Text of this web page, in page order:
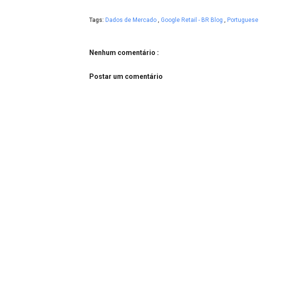
Tags: Dados de Mercado , Google Retail - BR Blog , Portuguese
Nenhum comentário :
Postar um comentário